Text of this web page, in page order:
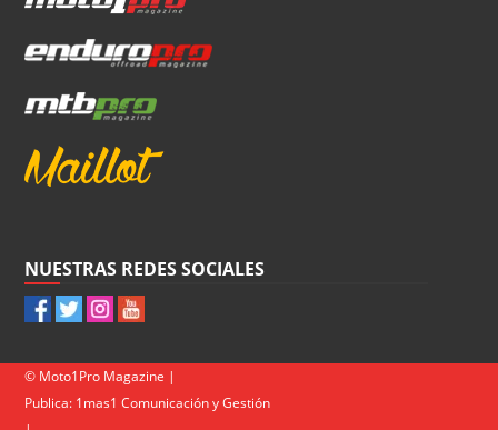
NUESTRAS REDES SOCIALES
© Moto1Pro Magazine |
Publica: 1mas1 Comunicación y Gestión